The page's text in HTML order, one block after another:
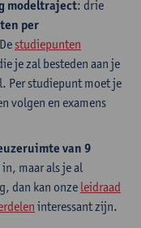
modeltraject: drie
per
studiepunten
je zal besteden aan je
Per studiepunt moet je
volgen en examens
van 9
maar als je al
dan kan onze leidraad
interessant zijn.